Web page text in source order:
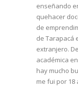
enseñando
quehacer
de
de Tarapacá
extranjero.
académica
hay mucho
me fui por 18